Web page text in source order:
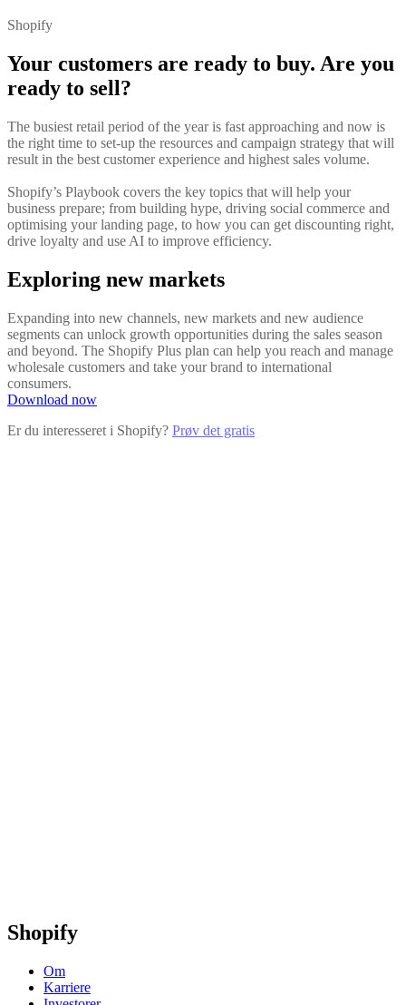
Shopify
Your customers are ready to buy. Are you
ready to sell?
The busiest retail period of the year is fast approaching and now is
the right time to set-up the resources and campaign strategy that will
result in the best customer experience and highest sales volume.
Shopify’s Playbook covers the key topics that will help your
business prepare; from building hype, driving social commerce and
optimising your landing page, to how you can get discounting right,
drive loyalty and use AI to improve efficiency.
Exploring new markets
Expanding into new channels, new markets and new audience
segments can unlock growth opportunities during the sales season
and beyond. The Shopify Plus plan can help you reach and manage
wholesale customers and take your brand to international
consumers.
Download now
Er du interesseret i Shopify? Prøv det gratis
Shopify
Om
Karriere